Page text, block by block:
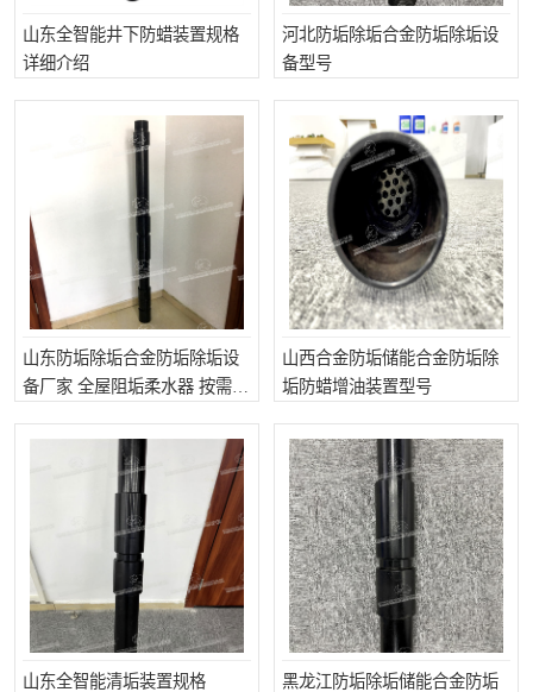
山东全智能井下防蜡装置规格
详细介绍
河北防垢除垢合金防垢除垢设
备型号
山东防垢除垢合金防垢除垢设
备厂家 全屋阻垢柔水器 按需定
山西合金防垢储能合金防垢除
垢防蜡增油装置型号
山东全智能清垢装置规格
黑龙江防垢除垢储能合金防垢